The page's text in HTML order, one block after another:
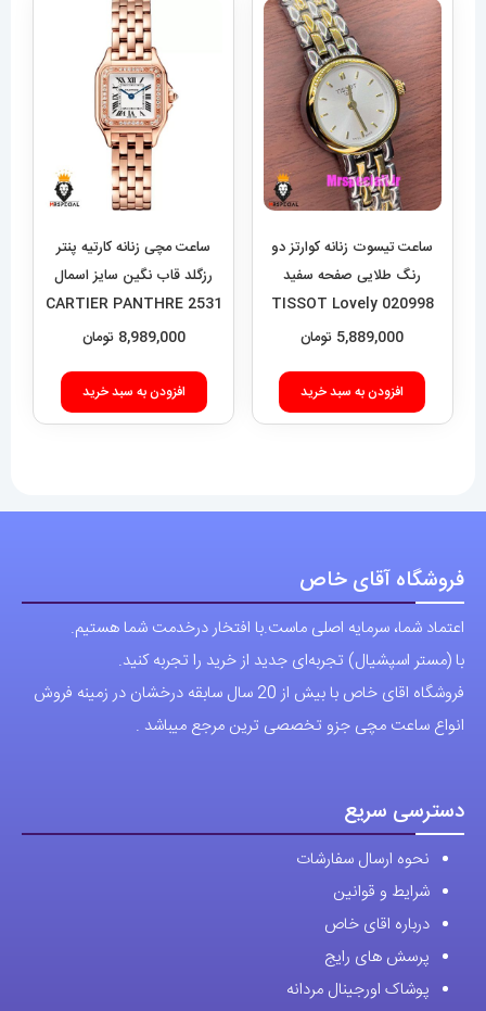
مختلفی
می
گزینه
ها
ممکن
است
در
صفحه
محصول
شوند
ممکن
است
در
صفحه
محصول
شوند
ساعت تیسوت زنانه کوارتز دو
رنگ طلایی صفحه سفید
020998 TISSOT Lovely
5,889,000 تومان
افزودن به سبد خرید
ساعت مچی زنانه کارتیه پنتر
رزگلد قاب نگین سایز اسمال
CARTIER PANTHRE 2531
8,989,000 تومان
افزودن به سبد خرید
فروشگاه آقای خاص
اعتماد شما، سرمایه اصلی ماست.با افتخار درخدمت شما هستیم.
با (مستر اسپشیال) تجربه‌ای جدید از خرید را تجربه کنید.
فروشگاه اقای خاص با بیش از 20 سال سابقه درخشان در زمینه فروش
انواع ساعت مچی جزو تخصصی ترین مرجع میباشد .
دسترسی سریع
نحوه ارسال سفارشات
شرایط و قوانین
درباره اقای خاص
پرسش های رایج
پوشاک اورجینال مردانه